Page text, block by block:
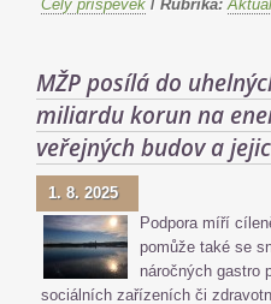
Celý příspěvek / Rubrika:
MŽP posílá do
miliardu korun na
veřejných budov a
1. 8. 2025
Podpora míří
pomůže také se
náročných gastro
sociálních zařízeních či